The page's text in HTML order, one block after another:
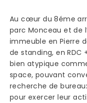
Au cœur du 8éme
parc Monceau et de
immeuble en Pierre
de standing, en RDC
bien atypique
space, pouvant
recherche de
pour exercer leur